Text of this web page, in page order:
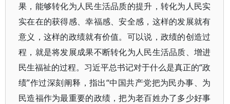
果，能够转化为人民生活品质的提升，转化为人民实
实在在的获得感、幸福感、安全感，这样的发展就有
意义，这样的政绩就有价值。可以说，政绩的创造过
程，就是将发展成果不断转化为人民生活品质、增进
民生福祉的过程。习近平总书记对于什么是真正的“政
绩”作过深刻阐释，指出“中国共产党把为民办事、为
民造福作为最重要的政绩，把为老百姓办了多少好事